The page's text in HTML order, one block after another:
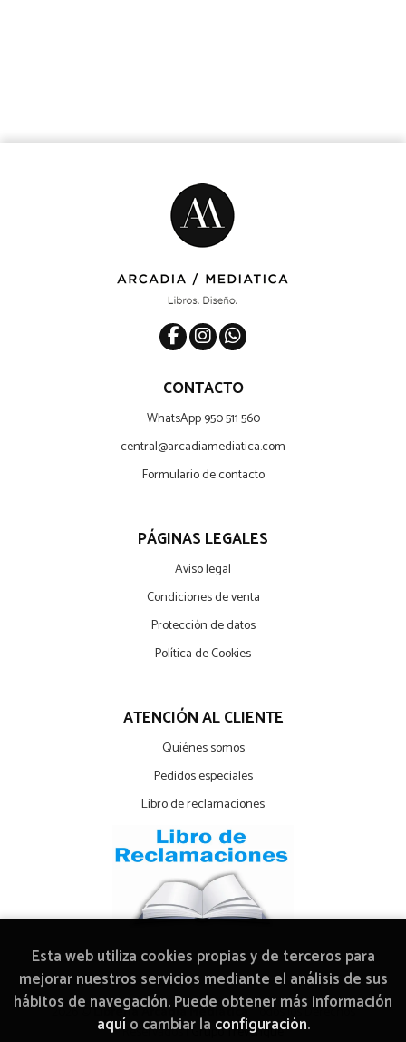
CONTACTO
WhatsApp 950 511 560
central@arcadiamediatica.com
Formulario de contacto
PÁGINAS LEGALES
Aviso legal
Condiciones de venta
Protección de datos
Política de Cookies
ATENCIÓN AL CLIENTE
Quiénes somos
Pedidos especiales
Libro de reclamaciones
2026 ©Librería Arcadia Mediática. Todos los Derechos
Reservados |Grupo Trevenque
Esta web utiliza cookies propias y de terceros para
mejorar nuestros servicios mediante el análisis de sus
hábitos de navegación. Puede obtener más información
aquío cambiar la configuración.